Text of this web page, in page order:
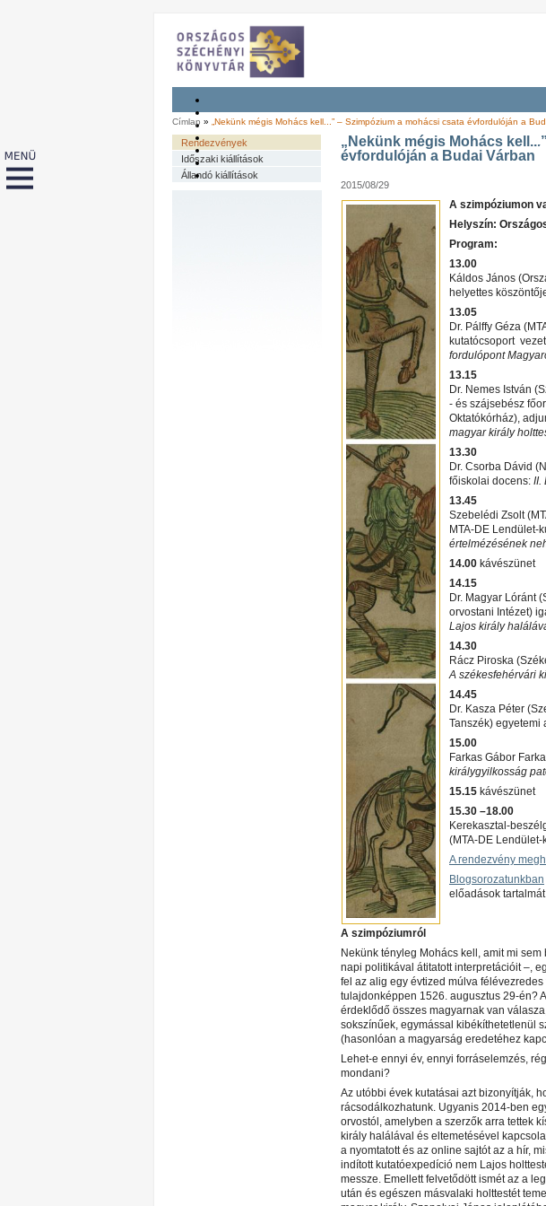
Címlap » „Nekünk mégis Mohács kell...” – Szimpózium a mohácsi csata évfordulóján a
Rendezvények
Időszaki kiállítások
Állandó kiállítások
„Nekünk mégis Mohács
évfordulóján a Budai Várban
2015/08/29
A szimpóziumon
Helyszín:
Program:
13.00
Káldos János
helyettes
13.05
Dr. Pálffy Géza
kutatócsoport
fordulópont
13.15
Dr. Nemes István
- és szájsebész
Oktatókórház),
magyar király
13.30
Dr. Csorba Dávid
főiskolai docens: II.
13.45
Szebelédi Zsolt
MTA-DE Lendület-
értelmézésének
14.00 kávészünet
14.15
Dr. Magyar Lóránt
orvostani Intézet)
Lajos király
14.30
Rácz Piroska
A székesfehérvári
14.45
Dr. Kasza Péter
Tanszék) egyetemi
15.00
Farkas Gábor
királygyilkosság
15.15 kávészünet
15.30 –18.00
Kerekasztal-
(MTA-DE
A rendezvény
Blogsorozatunkban
előadások tartalmát
A szimpóziumról
Nekünk tényleg Mohács kell, amit mi
napi politikával átitatott interpretációit –,
fel az alig egy évtized múlva
tulajdonképpen 1526. augusztus 29-én?
érdeklődő összes magyarnak van
sokszínűek, egymással kibékíthetetlenül
(hasonlóan a magyarság eredetéhez
Lehet-e ennyi év, ennyi forráselemzés,
mondani?
Az utóbbi évek kutatásai azt bizonyítják,
rácsodálkozhatunk. Ugyanis 2014-ben
orvostól, amelyben a szerzők arra tettek
király halálával és eltemetésével
a nyomtatott és az online sajtót az a hír,
indított kutatóexpedíció nem Lajos
messze. Emellett felvetődött ismét az a
után és egészen másvalaki holttestét